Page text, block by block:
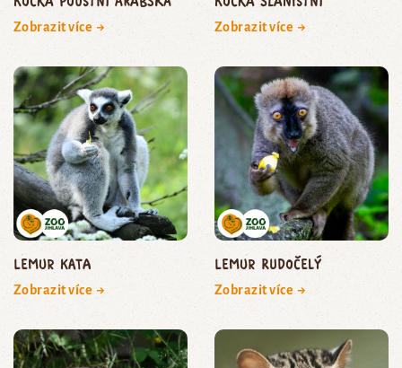
Zobrazit více → Zobrazit více →
lemur kata
Zobrazit více →
lemur rudočelý
Zobrazit více →